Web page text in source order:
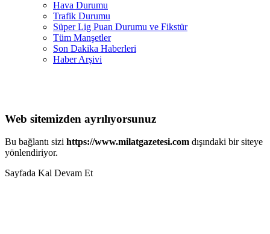
Hava Durumu
Trafik Durumu
Süper Lig Puan Durumu ve Fikstür
Tüm Manşetler
Son Dakika Haberleri
Haber Arşivi
Web sitemizden ayrılıyorsunuz
Bu bağlantı sizi https://www.milatgazetesi.com dışındaki bir siteye
yönlendiriyor.
Sayfada Kal Devam Et